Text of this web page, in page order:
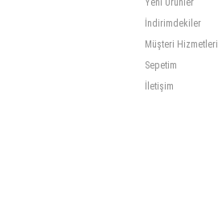
Yeni Ürünler
İndirimdekiler
Müşteri Hizmetleri
Sepetim
İletişim